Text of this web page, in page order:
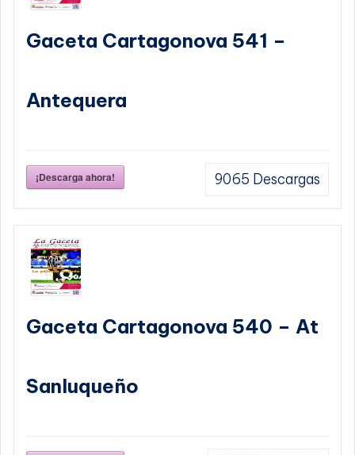
Gaceta Cartagonova 541 –
Antequera
¡Descarga ahora! 9065 Descargas
Gaceta Cartagonova 540 – At
Sanluqueño